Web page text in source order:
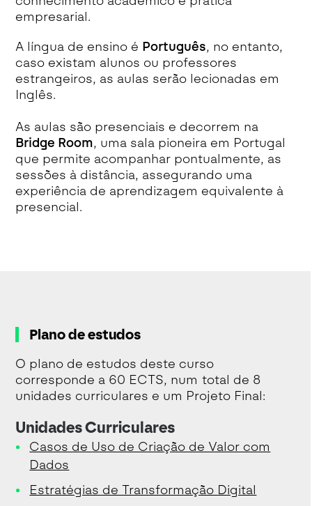
empresarial.
A língua de ensino é Português, no entanto,
caso existam alunos ou professores
estrangeiros, as aulas serão lecionadas em
Inglês.
As aulas são presenciais e decorrem na
Bridge Room, uma sala pioneira em Portugal
que permite acompanhar pontualmente, as
sessões à distância, assegurando uma
experiência de aprendizagem equivalente à
presencial.
Plano de estudos
O plano de estudos deste curso
corresponde a 60 ECTS, num total de 8
unidades curriculares e um Projeto Final:
Unidades Curriculares
Casos de Uso de Criação de Valor com
Dados
Estratégias de Transformação Digital